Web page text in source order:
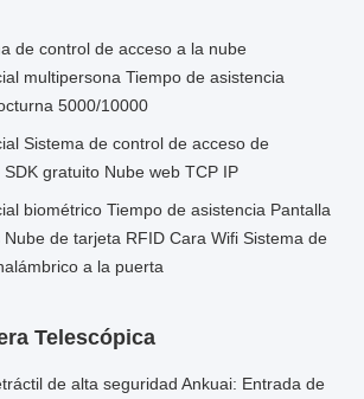
de control de acceso a la nube
multipersona Tiempo de asistencia
5000/10000
Sistema de control de acceso de
gratuito Nube web TCP IP
biométrico Tiempo de asistencia Pantalla
de tarjeta RFID Cara Wifi Sistema de
a la puerta
Telescópica
de alta seguridad Ankuai: Entrada de